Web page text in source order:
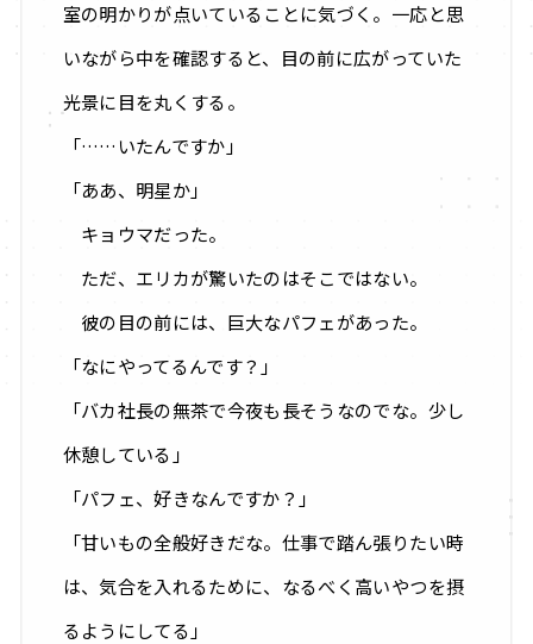
室の明かりが点いていることに気づく。一応と思
いながら中を確認すると、目の前に広がっていた
光景に目を丸くする。
「……いたんですか」
「ああ、明星か」
キョウマだった。
ただ、エリカが驚いたのはそこではない。
彼の目の前には、巨大なパフェがあった。
「なにやってるんです？」
「バカ社長の無茶で今夜も長そうなのでな。少し
休憩している」
「パフェ、好きなんですか？」
「甘いもの全般好きだな。仕事で踏ん張りたい時
は、気合を入れるために、なるべく高いやつを摂
るようにしてる」